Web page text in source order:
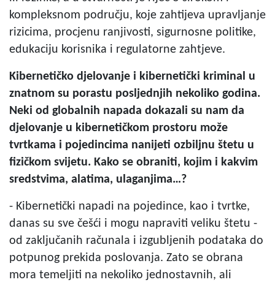
kompleksnom području, koje zahtijeva upravljanje
rizicima, procjenu ranjivosti, sigurnosne politike,
edukaciju korisnika i regulatorne zahtjeve.
Kibernetičko djelovanje i kibernetički kriminal u
znatnom su porastu posljednjih nekoliko godina.
Neki od globalnih napada dokazali su nam da
djelovanje u kibernetičkom prostoru može
tvrtkama i pojedincima nanijeti ozbiljnu štetu u
fizičkom svijetu. Kako se obraniti, kojim i kakvim
sredstvima, alatima, ulaganjima…?
- Kibernetički napadi na pojedince, kao i tvrtke,
danas su sve češći i mogu napraviti veliku štetu -
od zaključanih računala i izgubljenih podataka do
potpunog prekida poslovanja. Zato se obrana
mora temeljiti na nekoliko jednostavnih, ali